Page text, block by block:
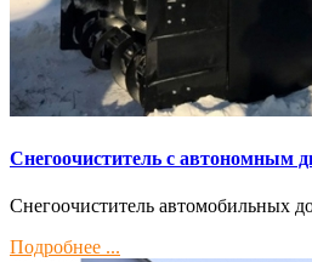
Снегоочиститель с автономным
Снегоочиститель автомобильных
Подробнее ...